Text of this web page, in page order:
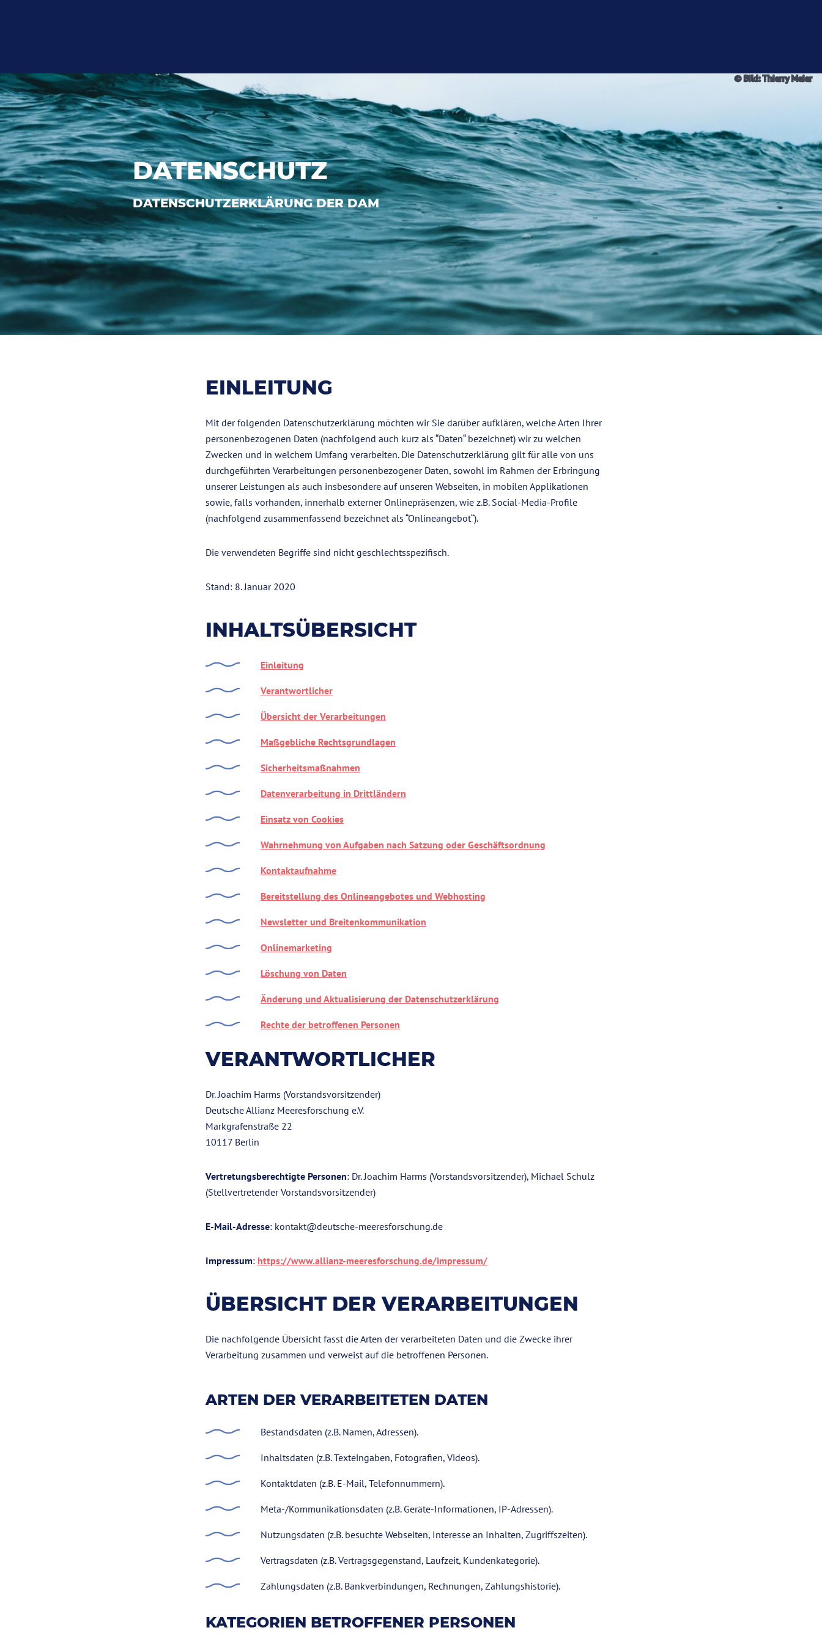
© Bild: Thierry Meier
DATENSCHUTZ
DATENSCHUTZERKLÄRUNG DER DAM
EINLEITUNG
Mit der folgenden Datenschutzerklärung möchten wir Sie darüber aufklären, welche Arten Ihrer
personenbezogenen Daten (nachfolgend auch kurz als “Daten“ bezeichnet) wir zu welchen
Zwecken und in welchem Umfang verarbeiten. Die Datenschutzerklärung gilt für alle von uns
durchgeführten Verarbeitungen personenbezogener Daten, sowohl im Rahmen der Erbringung
unserer Leistungen als auch insbesondere auf unseren Webseiten, in mobilen Applikationen
sowie, falls vorhanden, innerhalb externer Onlinepräsenzen, wie z.B. Social-Media-Profile
(nachfolgend zusammenfassend bezeichnet als “Onlineangebot“).
Die verwendeten Begriffe sind nicht geschlechtsspezifisch.
Stand: 8. Januar 2020
INHALTSÜBERSICHT
Einleitung
Verantwortlicher
Übersicht der Verarbeitungen
Maßgebliche Rechtsgrundlagen
Sicherheitsmaßnahmen
Datenverarbeitung in Drittländern
Einsatz von Cookies
Wahrnehmung von Aufgaben nach Satzung oder Geschäftsordnung
Kontaktaufnahme
Bereitstellung des Onlineangebotes und Webhosting
Newsletter und Breitenkommunikation
Onlinemarketing
Löschung von Daten
Änderung und Aktualisierung der Datenschutzerklärung
Rechte der betroffenen Personen
VERANTWORTLICHER
Dr. Joachim Harms (Vorstandsvorsitzender)
Deutsche Allianz Meeresforschung e.V.
Markgrafenstraße 22
10117 Berlin
Vertretungsberechtigte Personen: Dr. Joachim Harms (Vorstandsvorsitzender), Michael Schulz
(Stellvertretender Vorstandsvorsitzender)
E-Mail-Adresse: kontakt@deutsche-meeresforschung.de
Impressum: https://www.allianz-meeresforschung.de/impressum/
ÜBERSICHT DER VERARBEITUNGEN
Die nachfolgende Übersicht fasst die Arten der verarbeiteten Daten und die Zwecke ihrer
Verarbeitung zusammen und verweist auf die betroffenen Personen.
ARTEN DER VERARBEITETEN DATEN
Bestandsdaten (z.B. Namen, Adressen).
Inhaltsdaten (z.B. Texteingaben, Fotografien, Videos).
Kontaktdaten (z.B. E-Mail, Telefonnummern).
Meta-/Kommunikationsdaten (z.B. Geräte-Informationen, IP-Adressen).
Nutzungsdaten (z.B. besuchte Webseiten, Interesse an Inhalten, Zugriffszeiten).
Vertragsdaten (z.B. Vertragsgegenstand, Laufzeit, Kundenkategorie).
Zahlungsdaten (z.B. Bankverbindungen, Rechnungen, Zahlungshistorie).
KATEGORIEN BETROFFENER PERSONEN